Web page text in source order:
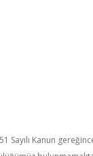
Sayılı Kanun